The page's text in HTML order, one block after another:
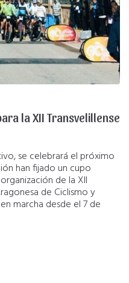
la XII Transvelillense
se celebrará el próximo
han fijado un cupo
de la XII
de Ciclismo y
marcha desde el 7 de